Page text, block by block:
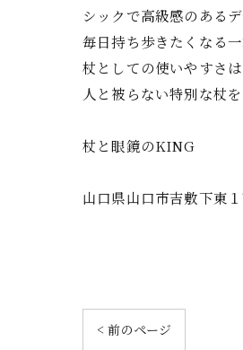
シックで高級感のあるデ
毎日持ち歩きたくなる
杖としての使いやすさ
人と被らない特別な杖
杖と眼鏡のKING
山口県山口市吉敷下東
< 前のページ